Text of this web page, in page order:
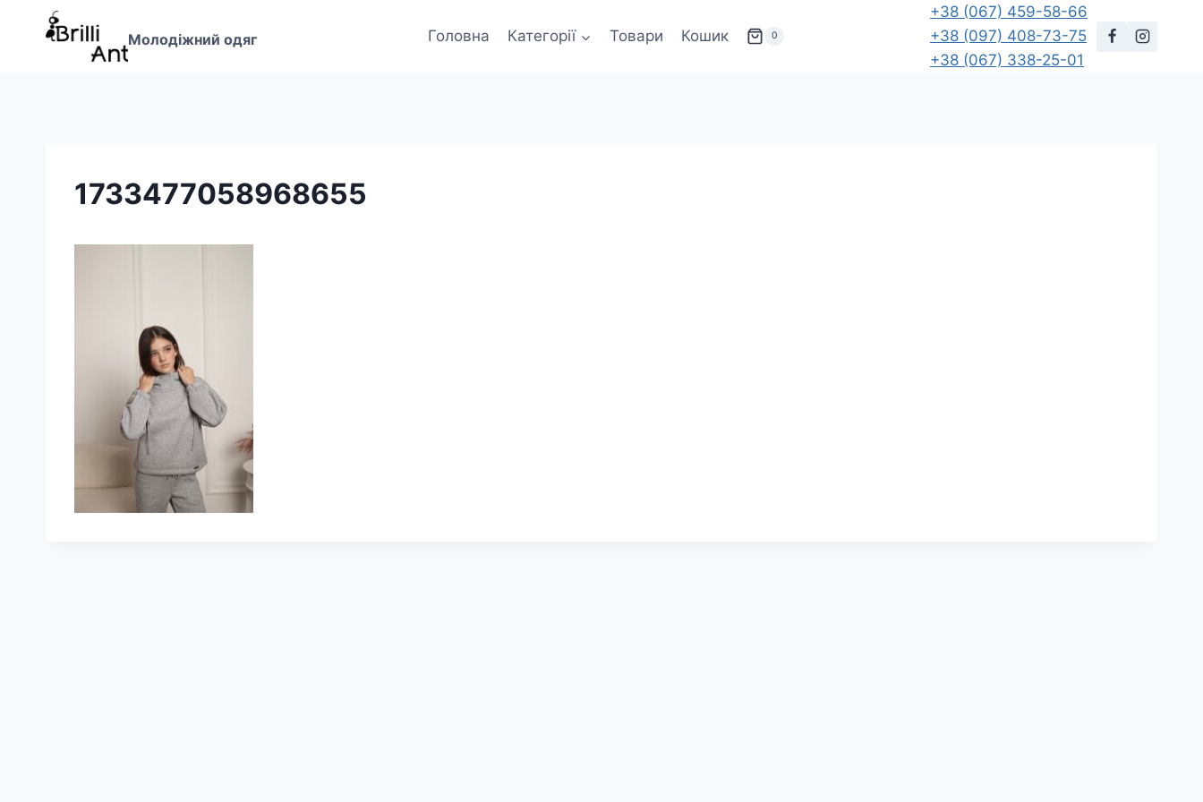
Перейти
Молодіжний одяг Головна Категорії Товари Кошик 0
+38 (067) 459-58-66
+38 (097) 408-73-75
+38 (067) 338-25-01
1733477058968655